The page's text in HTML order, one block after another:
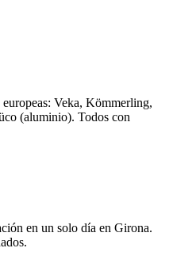
Veka, Kömmerling,
(aluminio). Todos con
en un solo día en Girona.